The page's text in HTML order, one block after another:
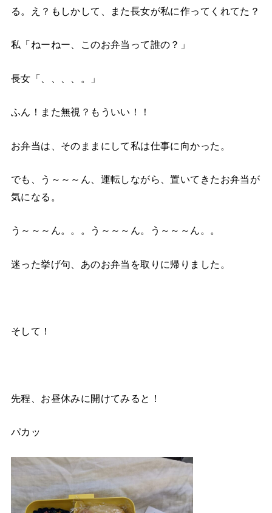
る。え？もしかして、また長女が私に作ってくれてた？
私「ねーねー、このお弁当って誰の？」
長女「、、、、。」
ふん！また無視？もういい！！
お弁当は、そのままにして私は仕事に向かった。
でも、う～～～ん、運転しながら、置いてきたお弁当が
気になる。
う～～～ん。。。う～～～ん。う～～～ん。。
迷った挙げ句、あのお弁当を取りに帰りました。
そして！
先程、お昼休みに開けてみると！
パカッ